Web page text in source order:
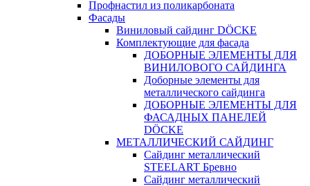
Профнастил из поликарбоната
Фасады
Виниловый сайдинг DÖCKE
Комплектующие для фасада
ДОБОРНЫЕ ЭЛЕМЕНТЫ ДЛЯ
ВИНИЛОВОГО САЙДИНГА
Доборные элементы для
металлического сайдинга
ДОБОРНЫЕ ЭЛЕМЕНТЫ ДЛЯ
ФАСАДНЫХ ПАНЕЛЕЙ
DÖCKE
МЕТАЛЛИЧЕСКИЙ САЙДИНГ
Сайдинг металлический
STEELART Бревно
Сайдинг металлический